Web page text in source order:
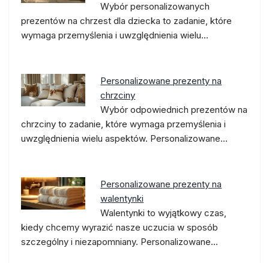
Wybór personalizowanych
prezentów na chrzest dla dziecka to zadanie, które
wymaga przemyślenia i uwzględnienia wielu…
Personalizowane prezenty na
chrzciny
Wybór odpowiednich prezentów na
chrzciny to zadanie, które wymaga przemyślenia i
uwzględnienia wielu aspektów. Personalizowane…
Personalizowane prezenty na
walentynki
Walentynki to wyjątkowy czas,
kiedy chcemy wyrazić nasze uczucia w sposób
szczególny i niezapomniany. Personalizowane…